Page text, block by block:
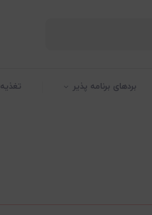
بردهای برنامه پذیر تغذیه